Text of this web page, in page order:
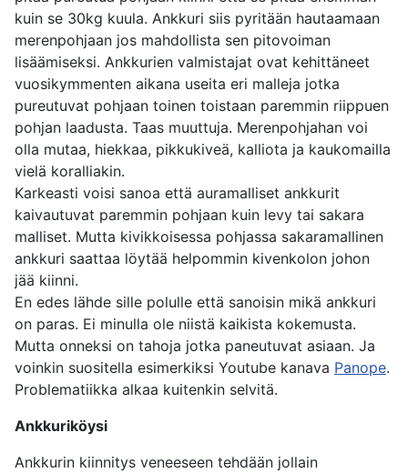
kuin se 30kg kuula. Ankkuri siis pyritään hautaamaan
merenpohjaan jos mahdollista sen pitovoiman
lisäämiseksi. Ankkurien valmistajat ovat kehittäneet
vuosikymmenten aikana useita eri malleja jotka
pureutuvat pohjaan toinen toistaan paremmin riippuen
pohjan laadusta. Taas muuttuja. Merenpohjahan voi
olla mutaa, hiekkaa, pikkukiveä, kalliota ja kaukomailla
vielä koralliakin.
Karkeasti voisi sanoa että auramalliset ankkurit
kaivautuvat paremmin pohjaan kuin levy tai sakara
malliset. Mutta kivikkoisessa pohjassa sakaramallinen
ankkuri saattaa löytää helpommin kivenkolon johon
jää kiinni.
En edes lähde sille polulle että sanoisin mikä ankkuri
on paras. Ei minulla ole niistä kaikista kokemusta.
Mutta onneksi on tahoja jotka paneutuvat asiaan. Ja
voinkin suositella esimerkiksi Youtube kanava Panope.
Problematiikka alkaa kuitenkin selvitä.
Ankkuriköysi
Ankkurin kiinnitys veneeseen tehdään jollain